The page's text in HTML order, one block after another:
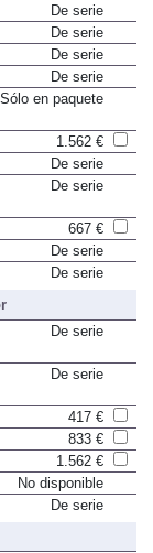
De serie
De serie
De serie
De serie
Sólo en paquete
1.562 €
De serie
De serie
667 €
De serie
De serie
De serie
De serie
417 €
833 €
1.562 €
No disponible
De serie